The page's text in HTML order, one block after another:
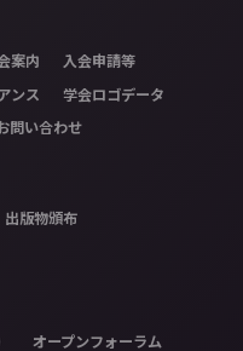
案内 入会申請等
ンス 学会ロゴデータ
問い合わせ
出版物頒布
オープンフォーラム